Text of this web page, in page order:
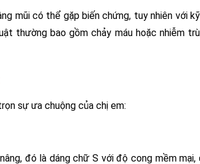
mũi có thể gặp biến chứng, tuy nhiên với
thường bao gồm chảy máu hoặc nhiễm
sự ưa chuộng của chị em:
đó là dáng chữ S với độ cong mềm